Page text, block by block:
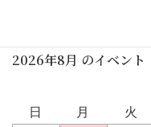
2026年8月 のイベント
日 月 火